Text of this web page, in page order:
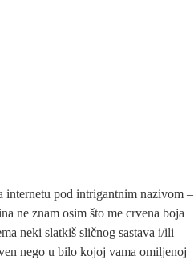
internetu pod intrigantnim nazivom –
ne znam osim što me crvena boja
neki slatkiš sličnog sastava i/ili
nego u bilo kojoj vama omiljenoj